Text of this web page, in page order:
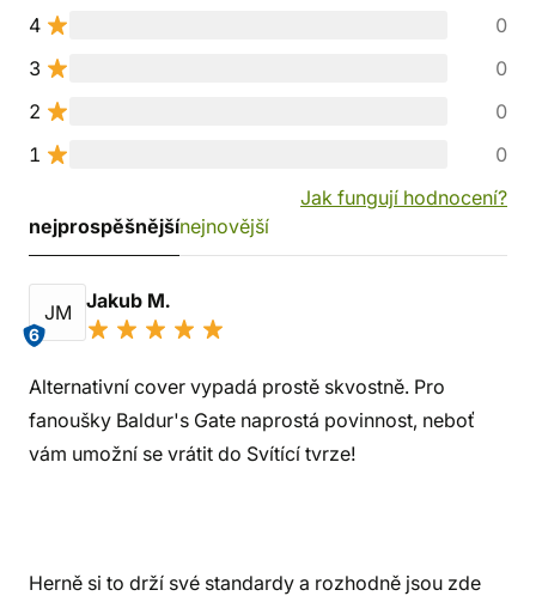
4
0
3
0
2
0
1
0
Jak fungují hodnocení?
nejprospěšnějšínejnovější
JM
6
Jakub M.
Alternativní cover vypadá prostě skvostně. Pro
fanoušky Baldur's Gate naprostá povinnost, neboť
vám umožní se vrátit do Svítící tvrze!
Herně si to drží své standardy a rozhodně jsou zde